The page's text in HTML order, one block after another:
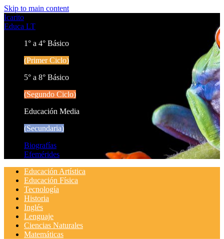
Skip to main content
Icarito
Educa LT
1° a 4° Básico
(Primer Ciclo)
5° a 8° Básico
(Segundo Ciclo)
Educación Media
(Secundaria)
Biografías
Efemérides
Educación Artística
Educación Física
Tecnología
Historia
Inglés
Lenguaje
Ciencias Naturales
Matemáticas